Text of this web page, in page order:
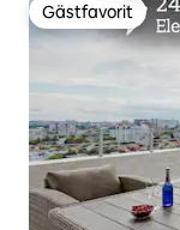
Gästfavorit
Gästfavorit